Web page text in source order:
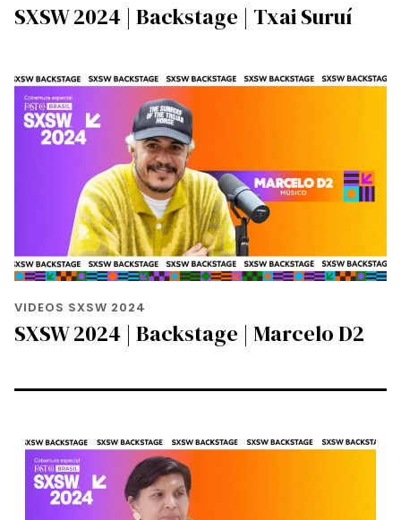
SXSW 2024 | Backstage | Txai Suruí
VIDEOS SXSW 2024
SXSW 2024 | Backstage | Marcelo D2